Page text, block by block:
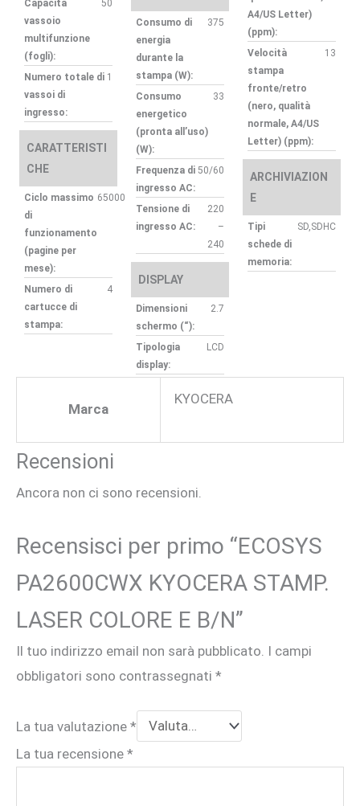
Capacità
vassoio
multifunzione
(fogli):
50
Numero totale di
vassoi di
ingresso:
1
CARATTERISTI
CHE
Ciclo massimo
di
funzionamento
(pagine per
mese):
65000
Numero di
cartucce di
stampa:
4
Consumo di
energia
durante la
stampa (W):
375
Consumo
energetico
(pronta all’uso)
(W):
33
Frequenza di
ingresso AC:
50/60
Tensione di
ingresso AC:
220
–
240
DISPLAY
Dimensioni
schermo (“):
2.7
Tipologia
display:
LCD
A4/US Letter)
(ppm):
Velocità
stampa
fronte/retro
(nero, qualità
normale, A4/US
Letter) (ppm):
13
ARCHIVIAZION
E
Tipi
schede di
memoria:
SD,SDHC
Marca
KYOCERA
Recensioni
Ancora non ci sono recensioni.
Recensisci per primo “ECOSYS
PA2600CWX KYOCERA STAMP.
LASER COLORE E B/N”
Il tuo indirizzo email non sarà pubblicato. I campi
obbligatori sono contrassegnati *
La tua valutazione *
La tua recensione *